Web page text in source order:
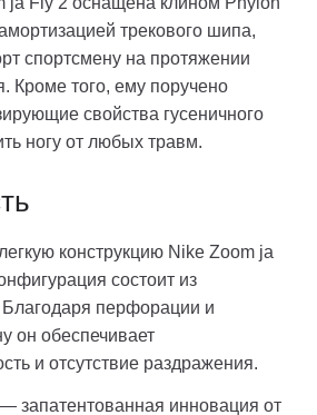
трекового шипа,
спортсмену на протяжении
Кроме того, ему поручено
свойства гусеничного
ногу от любых травм.
конструкцию Nike Zoom ja
состоит из
Благодаря перфорации и
он обеспечивает
и отсутствие раздражения.
запатентованная инновация от